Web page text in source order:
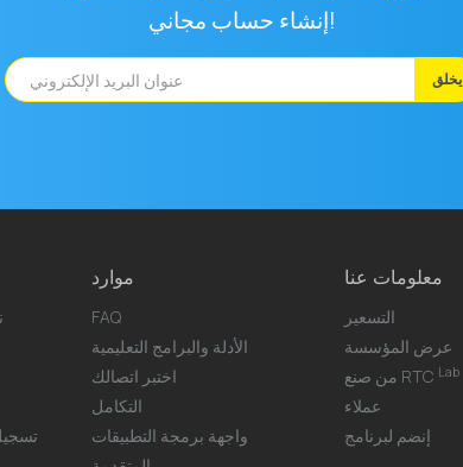
إنشاء حساب مجاني!
يخلق
موارد
FAQ
الأدلة والبرامج التعليمية
اختبر اتصالك
التكامل
واجهة برمجة التطبيقات
معلومات عنا
التسعير
عرض المؤسسة
من صنع RTC Lab
عملاء
إنضم لبرنامج